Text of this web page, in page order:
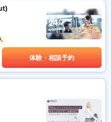
体験・相談予約